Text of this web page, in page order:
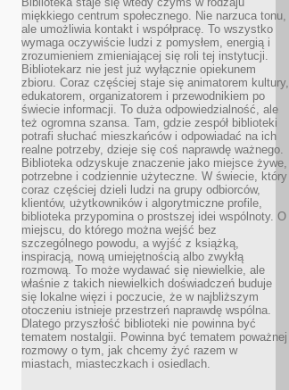
miękkiego centrum społecznego. Nie narzuca tonu,
ale umożliwia kontakt i współpracę. To wszystko
wymaga oczywiście ludzi z pomysłem, energią i
zrozumieniem zmieniającej się roli tej instytucji.
Bibliotekarz nie jest już wyłącznie opiekunem
zbioru. Coraz częściej staje się animatorem kultury,
edukatorem, organizatorem i przewodnikiem po
świecie informacji. To duża odpowiedzialność, ale
też ogromna szansa. Tam, gdzie zespół biblioteki
potrafi słuchać mieszkańców i odpowiadać na ich
realne potrzeby, dzieje się coś naprawdę ważnego.
Biblioteka odzyskuje znaczenie jako miejsce żywe,
potrzebne i codziennie użyteczne. W świecie, który
coraz częściej dzieli ludzi na grupy odbiorców,
klientów, użytkowników i algorytmiczne profile,
biblioteka przypomina o prostszej idei wspólnoty. O
miejscu, do którego można wejść bez
szczególnego powodu, a wyjść z książką,
inspiracją, nową umiejętnością albo zwykłą
rozmową. To może wydawać się niewielkie, ale
właśnie z takich niewielkich doświadczeń buduje
się lokalne więzi i poczucie, że w najbliższym
otoczeniu istnieje przestrzeń naprawdę wspólna.
Dlatego przyszłość biblioteki nie powinna być
tematem nostalgii. Powinna być tematem poważnej
rozmowy o tym, jak chcemy żyć razem w
miastach, miasteczkach i osiedlach.